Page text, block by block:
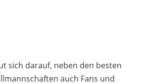
sich darauf, neben den besten
auch Fans und